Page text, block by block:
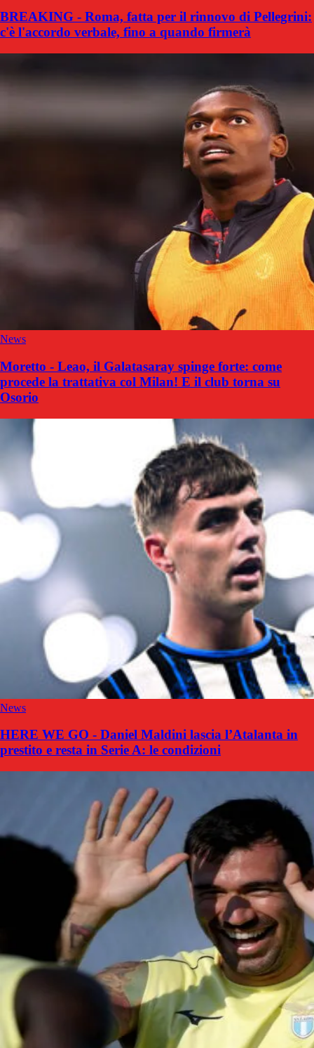
BREAKING - Roma, fatta per il rinnovo di Pellegrini:
c'è l'accordo verbale, fino a quando firmerà
News
Moretto - Leao, il Galatasaray spinge forte: come
procede la trattativa col Milan! E il club torna su
Osorio
News
HERE WE GO - Daniel Maldini lascia l’Atalanta in
prestito e resta in Serie A: le condizioni